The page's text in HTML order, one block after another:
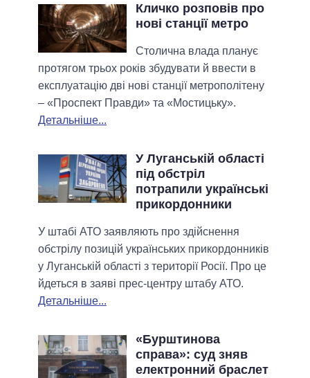
Кличко розповів про
нові станції метро
Столична влада планує
протягом трьох років збудувати й ввести в
експлуатацію дві нові станції метрополітену
– «Проспект Правди» та «Мостицьку».
Детальніше...
У Луганській області
під обстріл
потрапили українські
прикордонники
У штабі АТО заявляють про здійснення
обстрілу позицій українських прикордонників
у Луганській області з території Росії. Про це
йдеться в заяві прес-центру штабу АТО.
Детальніше...
«Бурштинова
справа»: суд зняв
електронний браслет